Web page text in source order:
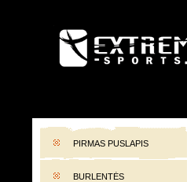
EXTREME-
PIRMAS PUSLAPIS
BURLENTĖS